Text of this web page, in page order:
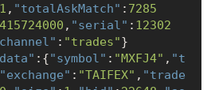
, "totalAskMatch" : 7285
, "serial" : 12302
: "trades"}
:{"symbol" : "MXFJ4" , "t
"exchange" : "TAIFEX" , "trade